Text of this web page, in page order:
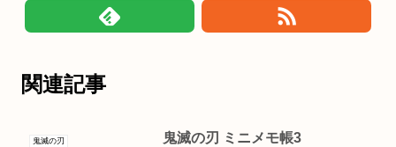
関連記事
鬼滅の刃 鬼滅の刃 ミニメモ帳3